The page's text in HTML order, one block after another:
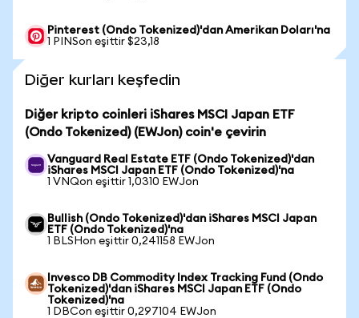
Pinterest (Ondo Tokenized)'dan Amerikan Doları'na
1 PINSon eşittir $23,18
Diğer kurları keşfedin
Diğer kripto coinleri iShares MSCI Japan ETF
(Ondo Tokenized) (EWJon) coin'e çevirin
Vanguard Real Estate ETF (Ondo Tokenized)'dan
iShares MSCI Japan ETF (Ondo Tokenized)'na
1 VNQon eşittir 1,0310 EWJon
Bullish (Ondo Tokenized)'dan iShares MSCI Japan
ETF (Ondo Tokenized)'na
1 BLSHon eşittir 0,241158 EWJon
Invesco DB Commodity Index Tracking Fund (Ondo
Tokenized)'dan iShares MSCI Japan ETF (Ondo
Tokenized)'na
1 DBCon eşittir 0,297104 EWJon